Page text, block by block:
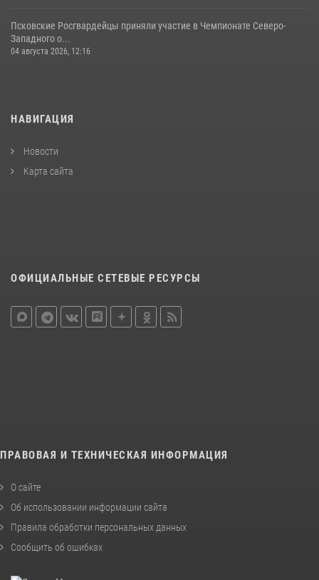
Псковские Росгвардейцы приняли участие в Чемпионате Северо-
Западного о...
04 августа 2026, 12:16
НАВИГАЦИЯ
Новости
Карта сайта
ОФИЦИАЛЬНЫЕ СЕТЕВЫЕ РЕСУРСЫ
ПРАВОВАЯ И ТЕХНИЧЕСКАЯ ИНФОРМАЦИЯ
О сайте
Об использовании информации сайта
Правила обработки персональных данных
Сообщить об ошибках